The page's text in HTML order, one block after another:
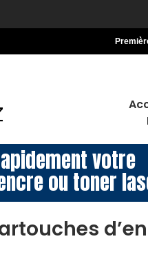
votre
ou toner